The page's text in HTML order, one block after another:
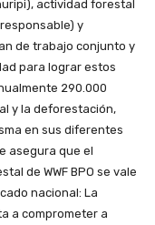
actividad forestal
y
de trabajo conjunto y
para lograr estos
290.000
y la deforestación,
en sus diferentes
asegura que el
de WWF BPO se vale
nacional: La
a comprometer a